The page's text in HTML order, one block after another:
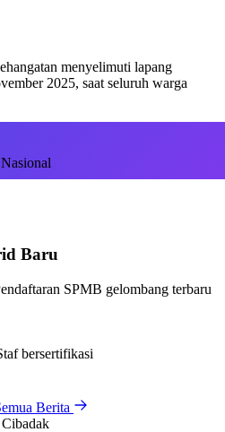
menyelimuti lapang
2025, saat seluruh warga
Baru
SPMB gelombang terbaru
bersertifikasi
Berita